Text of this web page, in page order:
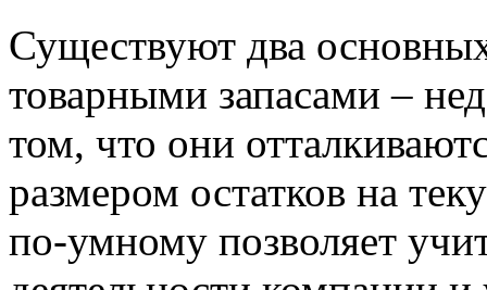
Существуют два
товарными запасами –
том, что они
размером остатков на
по-умному позволяет